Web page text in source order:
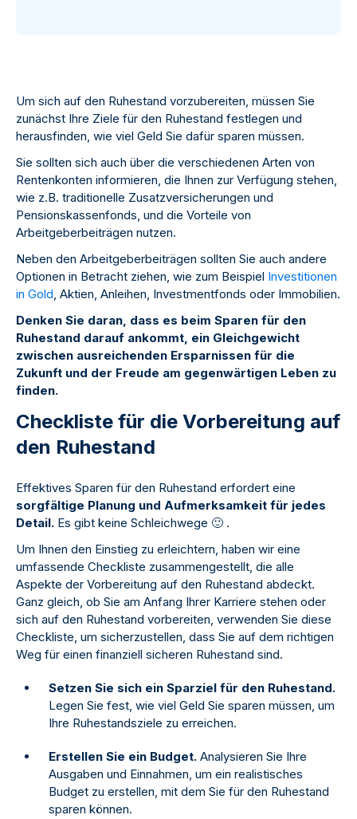
Um sich auf den Ruhestand vorzubereiten, müssen Sie
zunächst Ihre Ziele für den Ruhestand festlegen und
herausfinden, wie viel Geld Sie dafür sparen müssen.
Sie sollten sich auch über die verschiedenen Arten von
Rentenkonten informieren, die Ihnen zur Verfügung stehen,
wie z.B. traditionelle Zusatzversicherungen und
Pensionskassenfonds, und die Vorteile von
Arbeitgeberbeiträgen nutzen.
Neben den Arbeitgeberbeiträgen sollten Sie auch andere
Optionen in Betracht ziehen, wie zum Beispiel Investitionen
in Gold, Aktien, Anleihen, Investmentfonds oder Immobilien.
Denken Sie daran, dass es beim Sparen für den
Ruhestand darauf ankommt, ein Gleichgewicht
zwischen ausreichenden Ersparnissen für die
Zukunft und der Freude am gegenwärtigen Leben zu
finden.
Checkliste für die Vorbereitung auf
den Ruhestand
Effektives Sparen für den Ruhestand erfordert eine
sorgfältige Planung und Aufmerksamkeit für jedes
Detail. Es gibt keine Schleichwege 🙂 .
Um Ihnen den Einstieg zu erleichtern, haben wir eine
umfassende Checkliste zusammengestellt, die alle
Aspekte der Vorbereitung auf den Ruhestand abdeckt.
Ganz gleich, ob Sie am Anfang Ihrer Karriere stehen oder
sich auf den Ruhestand vorbereiten, verwenden Sie diese
Checkliste, um sicherzustellen, dass Sie auf dem richtigen
Weg für einen finanziell sicheren Ruhestand sind.
Setzen Sie sich ein Sparziel für den Ruhestand.
Legen Sie fest, wie viel Geld Sie sparen müssen, um
Ihre Ruhestandsziele zu erreichen.
Erstellen Sie ein Budget. Analysieren Sie Ihre
Ausgaben und Einnahmen, um ein realistisches
Budget zu erstellen, mit dem Sie für den Ruhestand
sparen können.